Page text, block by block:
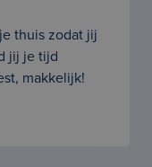
thuis zodat jij
jij je tijd
makkelijk!